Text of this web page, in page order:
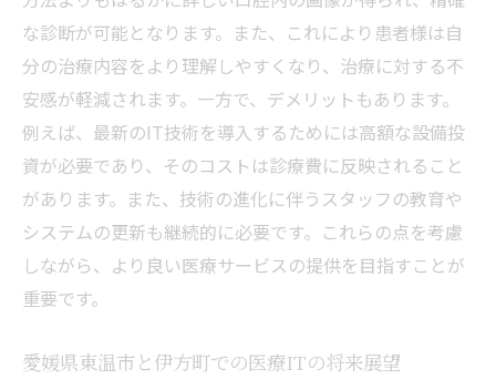
な診断が可能となります。また、これにより患者様は自
分の治療内容をより理解しやすくなり、治療に対する不
安感が軽減されます。一方で、デメリットもあります。
例えば、最新のIT技術を導入するためには高額な設備投
資が必要であり、そのコストは診療費に反映されること
があります。また、技術の進化に伴うスタッフの教育や
システムの更新も継続的に必要です。これらの点を考慮
しながら、より良い医療サービスの提供を目指すことが
重要です。
愛媛県東温市と伊方町での医療ITの将来展望